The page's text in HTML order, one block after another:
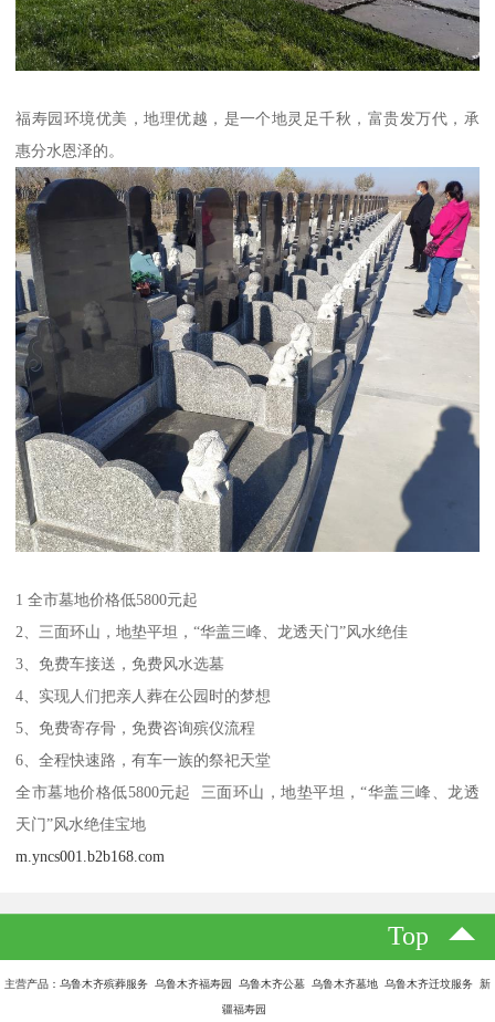
福寿园环境优美，地理优越，是一个地灵足千秋，富贵发万代，承
惠分水恩泽的。
1 全市墓地价格低5800元起
2、三面环山，地垫平坦，“华盖三峰、龙透天门”风水绝佳
3、免费车接送，免费风水选墓
4、实现人们把亲人葬在公园时的梦想
5、免费寄存骨，免费咨询殡仪流程
6、全程快速路，有车一族的祭祀天堂
全市墓地价格低5800元起 三面环山，地垫平坦，“华盖三峰、龙透
天门”风水绝佳宝地
m.yncs001.b2b168.com
Top
主营产品：乌鲁木齐殡葬服务 乌鲁木齐福寿园 乌鲁木齐公墓 乌鲁木齐墓地 乌鲁木齐迁坟服务 新
疆福寿园